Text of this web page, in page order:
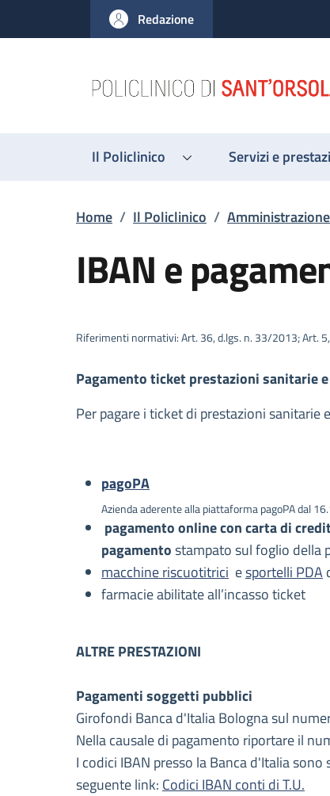
al contenuto principale
to footer content
Redazione
Il Policlinico Servizi e
Briciole di pane
Home / Il Policlinico /
IBAN e
Descrizione
Riferimenti normativi: Art. 36, d.lgs. n. 33/2013; Art.
Pagamento ticket prestazioni sanitarie
Per pagare i ticket di prestazioni sanitarie
pagoPA
Azienda aderente alla piattaforma pagoPA dal
pagamento online con carta di
pagamentostampato sul foglio della
macchine riscuotitrici esportelli PDA
farmacie abilitate all’incasso ticket
ALTRE PRESTAZIONI
Pagamenti soggetti pubblici
Girofondi Banca d'Italia Bologna sul
Nella causale di pagamento riportare il
I codici IBAN presso la Banca d'Italia
seguente link: Codici IBAN conti di T.U.